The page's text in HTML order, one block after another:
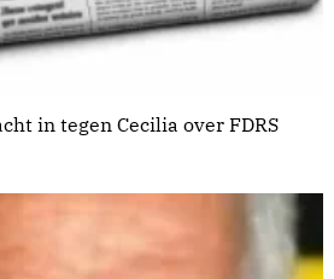
in tegen Cecilia over FDRS